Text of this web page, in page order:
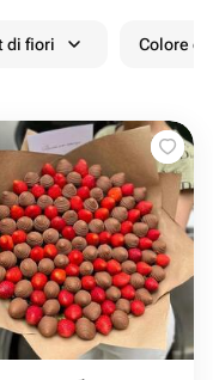
di fiori Colore